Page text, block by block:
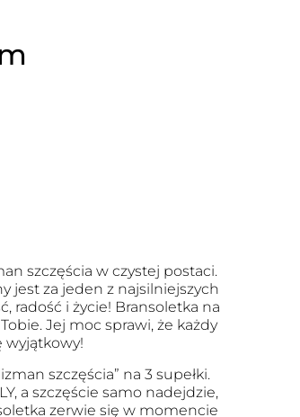
szczęścia w czystej postaci.
jest za jeden z najsilniejszych
radość i życie! Bransoletka na
Jej moc sprawi, że każdy
wyjątkowy!
szczęścia” na 3 supełki.
a szczęście samo nadejdzie,
zerwie się w momencie